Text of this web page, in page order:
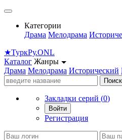
Категории
Драма Мелодрама
★ТуркРу.ONL
Каталог Жанры
Драма Мелодрама Исторический
Поиск
Закладки серий (0)
Войти
Регистрация